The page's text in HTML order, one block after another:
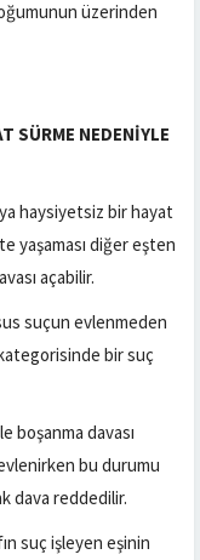
üzerinden
SÜRME NEDENİYLE
haysiyetsiz bir hayat
yaşaması diğer eşten
açabilir.
suçun evlenmeden
kategorisinde bir suç
boşanma davası
evlenirken bu durumu
dava reddedilir.
suç işleyen eşinin